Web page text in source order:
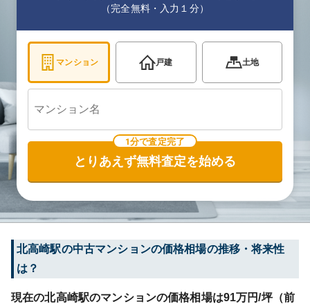
（完全無料・入力１分）
マンション 戸建 土地
1分で査定完了
とりあえず無料査定を始める
北高崎駅の中古マンションの価格相場の推移・将来性
は？
現在の北高崎駅のマンションの価格相場は91万円/坪（前